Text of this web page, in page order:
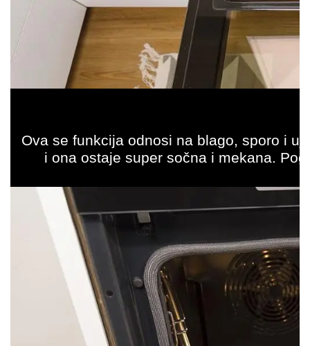
Ova se funkcija odnosi na blago, sporo i
i ona ostaje super sočna i mekana.